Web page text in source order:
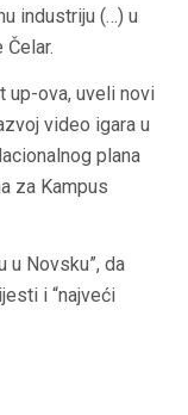
industriju (…) u
up-ova, uveli novi
video igara u
plana
za Kampus
u Novsku”, da
i “najveći